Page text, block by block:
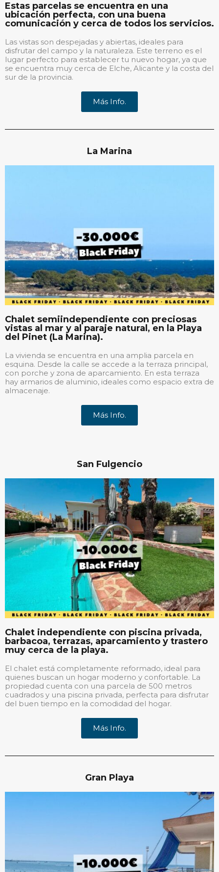
Estas parcelas se encuentra en una
ubicación perfecta, con una buena
comunicación y cerca de todos los servicios.
Las vistas son despejadas y abiertas, ideales para
disfrutar del campo y la naturaleza. Este terreno es el
lugar perfecto para establecer tu nuevo hogar, ya que
se encuentra muy cerca de Elche, Alicante y la costa del
sur de la provincia.
Más Info.
La Marina
Chalet semiindependiente con preciosas
vistas al mar y al paraje natural, en la Playa
del Pinet (La Marina).
La vivienda se encuentra en una amplia parcela en
esquina. Desde la calle se accede a la terraza principal,
con porche y zona de aparcamiento. En esta terraza
hay armarios de aluminio, ideales como espacio extra de
almacenaje.
Más Info.
San Fulgencio
Chalet independiente con piscina privada,
barbacoa, terrazas, aparcamiento y trastero
muy cerca de la playa.
El chalet está completamente reformado, ideal para
quienes buscan un hogar moderno y confortable. La
propiedad cuenta con una parcela de 500 metros
cuadrados y una piscina privada, perfecta para disfrutar
del buen tiempo en la comodidad del hogar.
Más Info.
Gran Playa